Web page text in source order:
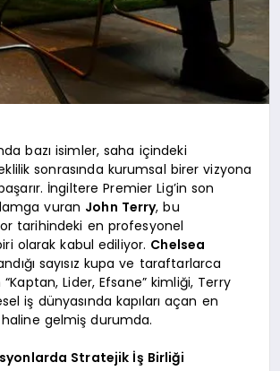
bazı isimler, saha içindeki
sonrasında kurumsal birer vizyona
İngiltere Premier Lig’in son
vuran John Terry, bu
tarihindeki en profesyonel
olarak kabul ediliyor. Chelsea
sayısız kupa ve taraftarlarca
Lider, Efsane” kimliği, Terry
iş dünyasında kapıları açan en
gelmiş durumda.
Stratejik İş Birliği